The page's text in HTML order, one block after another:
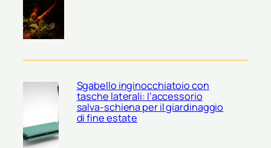
Sgabello inginocchiatoio con
tasche laterali: l’accessorio
salva-schiena per il giardinaggio
di fine estate